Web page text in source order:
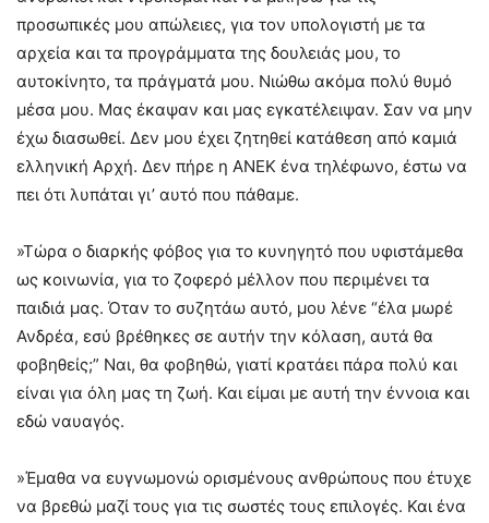
προσωπικές μου απώλειες, για τον υπολογιστή με τα
αρχεία και τα προγράμματα της δουλειάς μου, το
αυτοκίνητο, τα πράγματά μου. Νιώθω ακόμα πολύ θυμό
μέσα μου. Μας έκαψαν και μας εγκατέλειψαν. Σαν να μην
έχω διασωθεί. Δεν μου έχει ζητηθεί κατάθεση από καμιά
ελληνική Αρχή. Δεν πήρε η ΑΝΕΚ ένα τηλέφωνο, έστω να
πει ότι λυπάται γι’ αυτό που πάθαμε.
»Τώρα ο διαρκής φόβος για το κυνηγητό που υφιστάμεθα
ως κοινωνία, για το ζοφερό μέλλον που περιμένει τα
παιδιά μας. Όταν το συζητάω αυτό, μου λένε “έλα μωρέ
Ανδρέα, εσύ βρέθηκες σε αυτήν την κόλαση, αυτά θα
φοβηθείς;” Ναι, θα φοβηθώ, γιατί κρατάει πάρα πολύ και
είναι για όλη μας τη ζωή. Και είμαι με αυτή την έννοια και
εδώ ναυαγός.
»Έμαθα να ευγνωμονώ ορισμένους ανθρώπους που έτυχε
να βρεθώ μαζί τους για τις σωστές τους επιλογές. Και ένα